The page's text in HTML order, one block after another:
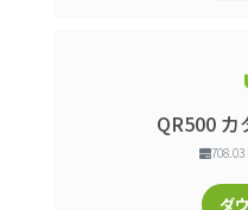
QR500 カ
708.03
ダ